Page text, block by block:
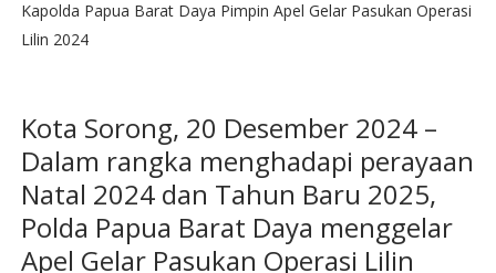
Kapolda Papua Barat Daya Pimpin Apel Gelar Pasukan Operasi
Lilin 2024
Kota Sorong, 20 Desember 2024 –
Dalam rangka menghadapi perayaan
Natal 2024 dan Tahun Baru 2025,
Polda Papua Barat Daya menggelar
Apel Gelar Pasukan Operasi Lilin